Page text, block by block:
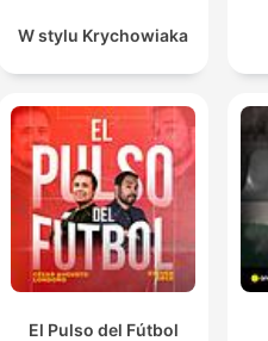
W stylu Krychowiaka
El Pulso del Fútbol